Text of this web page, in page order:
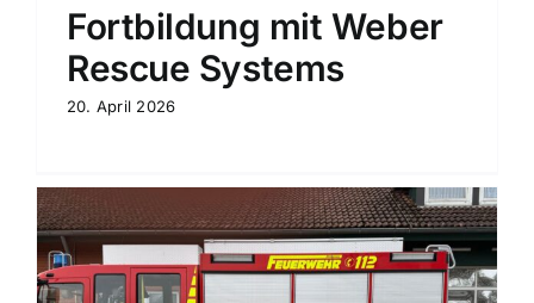
Fortbildung mit Weber
Rescue Systems
20. April 2026